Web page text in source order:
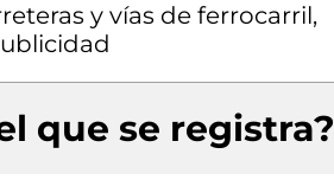
y vías de ferrocarril,
que se registra?